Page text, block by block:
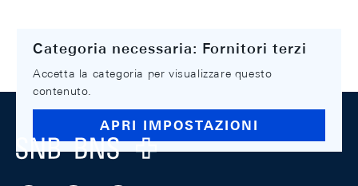
Categoria necessaria: Fornitori terzi
Accetta la categoria per visualizzare questo
contenuto.
APRI IMPOSTAZIONI
Footer
Logo